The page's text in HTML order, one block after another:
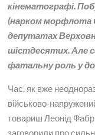
кінематографі.
(нарком морфлота
депутатах
шістдесятих. Але
фатальну роль у
Час, як вже
військово-
товариш Леонід
заговорили про